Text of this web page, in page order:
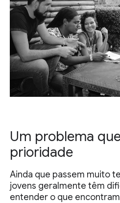
Um problema
prioridade
Ainda que passem muito
jovens geralmente têm
entender o que